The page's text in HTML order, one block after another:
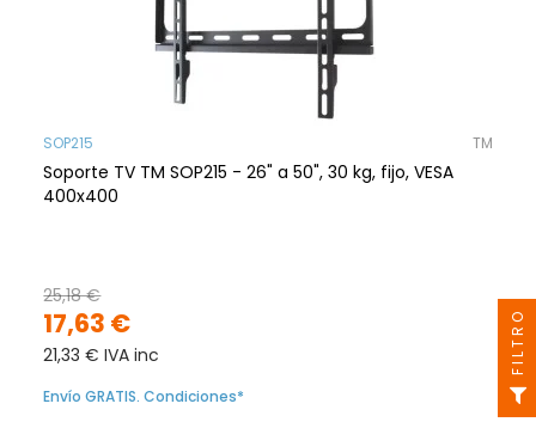
SOP215 TM
Soporte TV TM SOP215 - 26" a 50", 30 kg, fijo, VESA
400x400
17,63 €
25,18 €
21,33 € IVA inc
Envío GRATIS. Condiciones*
FILTRO